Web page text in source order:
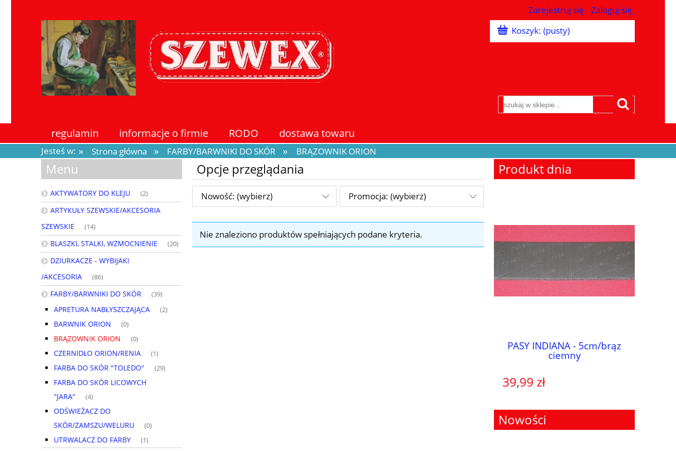
Zarejestruj się
Zaloguj się
Koszyk: (pusty)
regulamin informacje o firmie RODO dostawa towaru
Jesteś w: » Strona główna » FARBY/BARWNIKI DO SKÓR » BRĄZOWNIK ORION
Menu
AKTYWATORY DO KLEJU (2)
ARTYKUŁY SZEWSKIE/AKCESORIA
SZEWSKIE
(14)
BLASZKI, STALKI, WZMOCNIENIE (20)
DZIURKACZE - WYBIJAKI
/AKCESORIA
(86)
FARBY/BARWNIKI DO SKÓR (39)
APRETURA NABŁYSZCZAJĄCA (2)
BARWNIK ORION (0)
BRĄZOWNIK ORION (0)
CZERNIDŁO ORION/RENIA (1)
FARBA DO SKÓR "TOLEDO" (29)
FARBA DO SKÓR LICOWYCH
"JARA"
(4)
ODŚWIEŻACZ DO
SKÓR/ZAMSZU/WELURU
(0)
UTRWALACZ DO FARBY (1)
Opcje przeglądania
Nowość: (wybierz) Promocja: (wybierz)
Nie znaleziono produktów spełniających podane kryteria.
Produkt dnia
PASY INDIANA - 5cm/brąz
ciemny
39,99 zł
Nowości